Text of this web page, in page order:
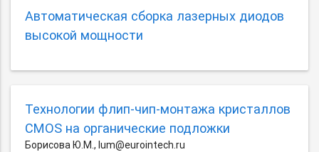
Автоматическая сборка лазерных диодов
высокой мощности
Технологии флип-чип-монтажа кристаллов
CMOS на органические подложки
Борисова Ю.М., lum@eurointech.ru